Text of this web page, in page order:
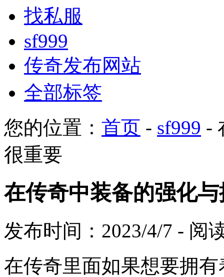
找私服
sf999
传奇发布网站
全部标签
您的位置： 首页 - sf999 -
很重要
在传奇中装备的强化
发布时间：2023/4/7 - 阅
在传奇里面如果想要拥